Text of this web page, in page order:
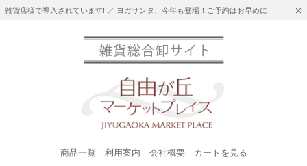
雑貨店様で導入されています! ／ ヨガサンタ、今年も登場！ご予約はお早めに
商品一覧 利用案内 会社概要 カートを見る